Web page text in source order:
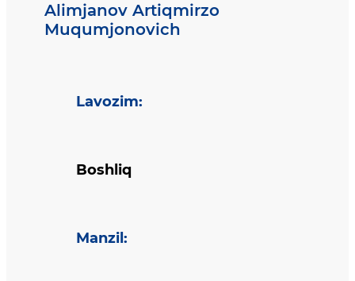
Alimjanov Artiqmirzo
Muqumjonovich
Lavozim:
Boshliq
Manzil :